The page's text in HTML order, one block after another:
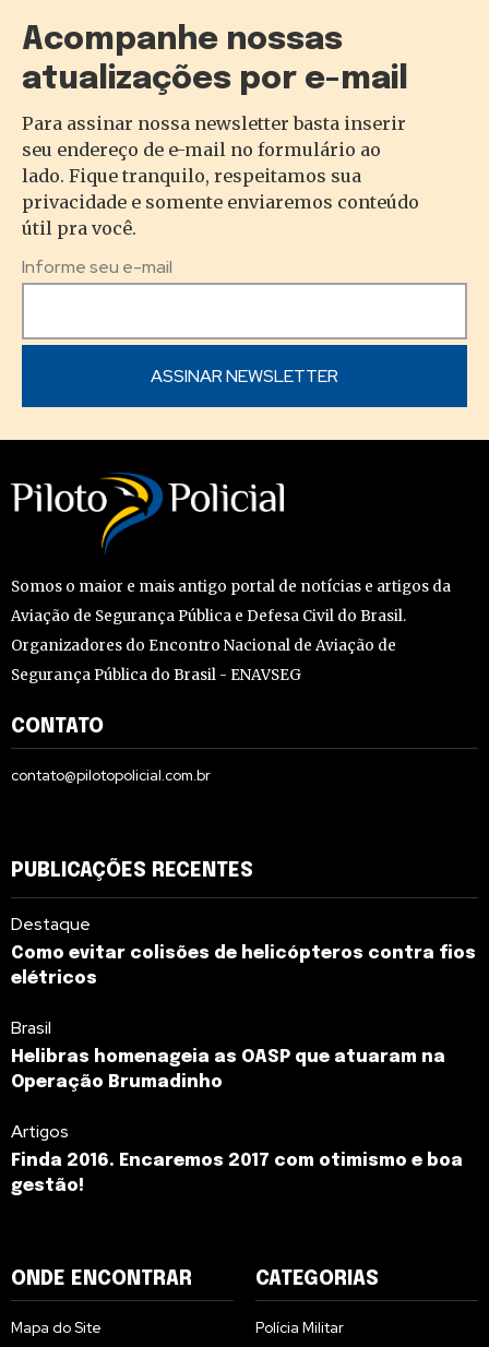
Acompanhe nossas
atualizações por e-mail
Para assinar nossa newsletter basta inserir
seu endereço de e-mail no formulário ao
lado. Fique tranquilo, respeitamos sua
privacidade e somente enviaremos conteúdo
útil pra você.
Informe seu e-mail
Somos o maior e mais antigo portal de notícias e artigos da
Aviação de Segurança Pública e Defesa Civil do Brasil.
Organizadores do Encontro Nacional de Aviação de
Segurança Pública do Brasil - ENAVSEG
CONTATO
contato@pilotopolicial.com.br
PUBLICAÇÕES RECENTES
Destaque
Como evitar colisões de helicópteros contra fios
elétricos
Brasil
Helibras homenageia as OASP que atuaram na
Operação Brumadinho
Artigos
Finda 2016. Encaremos 2017 com otimismo e boa
gestão!
ONDE ENCONTRAR
Mapa do Site
CATEGORIAS
Polícia Militar